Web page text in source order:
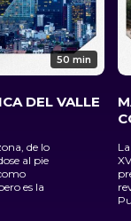
50 min
DEL VALLE
de lo
al pie
es la